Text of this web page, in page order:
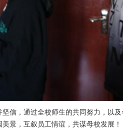
信，通过全校师生的共同努力，以
景，互叙员工情谊，共谋母校发展！